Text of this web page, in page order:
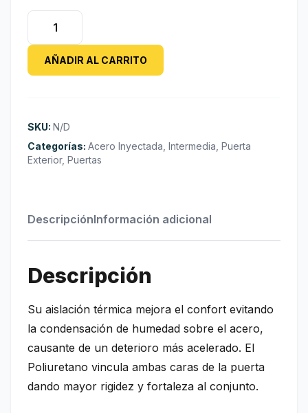
Puerta
Acero
Inyectada
AÑADIR AL CARRITO
SKU: N/D
Categorías: Acero Inyectada Intermedia Puerta
Exterior, Puertas
DescripciónInformación adicional
Descripción
Su aislación térmica mejora el confort evitando
la condensación de humedad sobre el acero,
causante de un deterioro más acelerado. El
Poliuretano vincula ambas caras de la puerta
dando mayor rigidez y fortaleza al conjunto.